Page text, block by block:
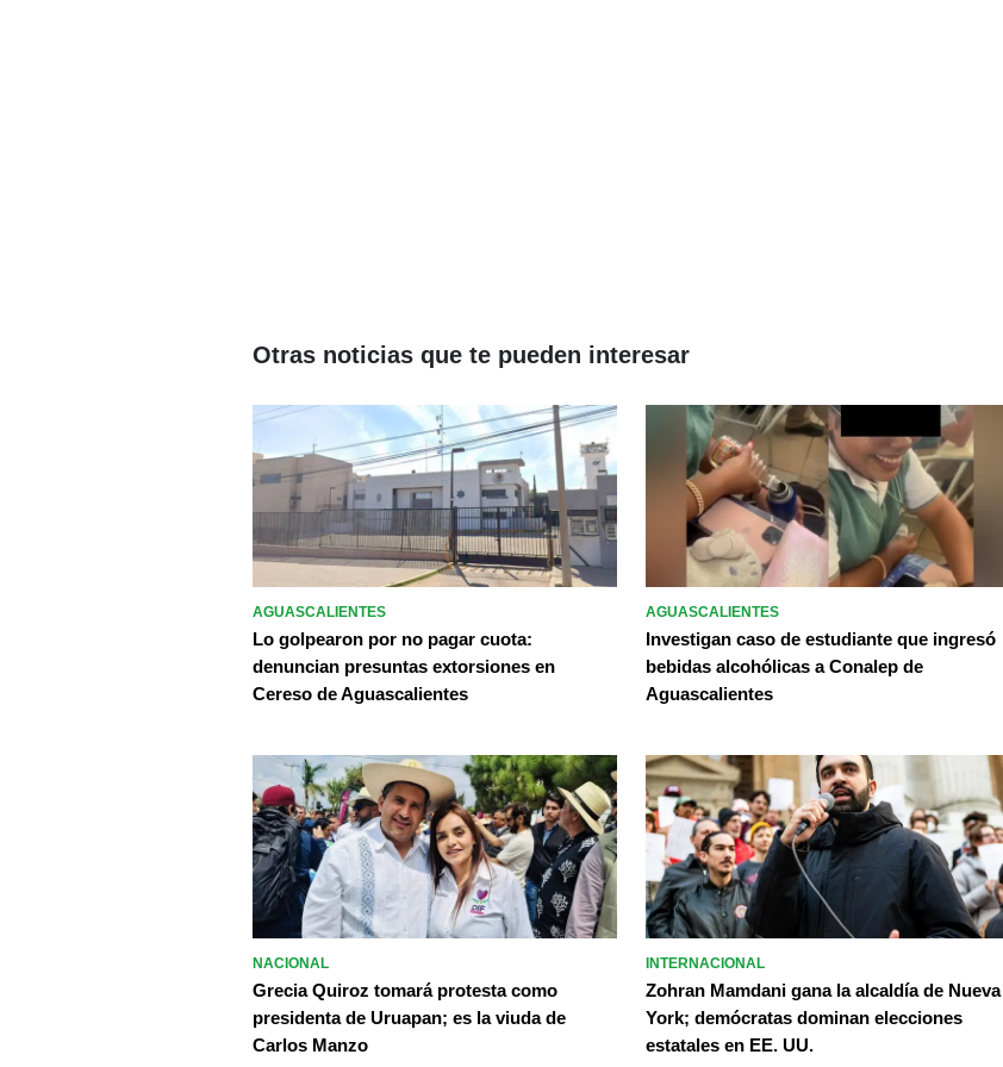
Otras noticias que te pueden interesar
AGUASCALIENTES
Lo golpearon por no pagar cuota:
denuncian presuntas extorsiones en
Cereso de Aguascalientes
AGUASCALIENTES
Investigan caso de estudiante que ingresó
bebidas alcohólicas a Conalep de
Aguascalientes
NACIONAL
Grecia Quiroz tomará protesta como
presidenta de Uruapan; es la viuda de
Carlos Manzo
INTERNACIONAL
Zohran Mamdani gana la alcaldía de Nueva
York; demócratas dominan elecciones
estatales en EE. UU.